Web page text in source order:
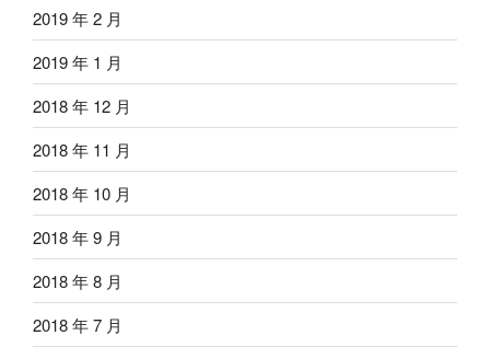
2019 年 2 月
2019 年 1 月
2018 年 12 月
2018 年 11 月
2018 年 10 月
2018 年 9 月
2018 年 8 月
2018 年 7 月